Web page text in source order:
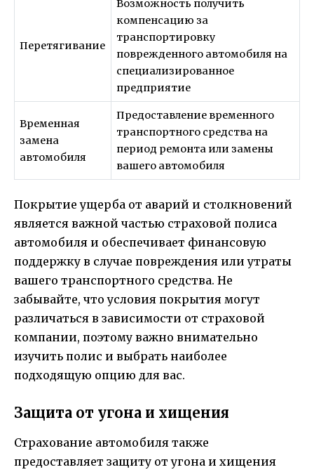
Перетягивание
Возможность получить
компенсацию за
транспортировку
поврежденного автомобиля на
специализированное
предприятие
Временная
замена
автомобиля
Предоставление временного
транспортного средства на
период ремонта или замены
вашего автомобиля
Покрытие ущерба от аварий и столкновений
является важной частью страховой полиса
автомобиля и обеспечивает финансовую
поддержку в случае повреждения или утраты
вашего транспортного средства. Не
забывайте, что условия покрытия могут
различаться в зависимости от страховой
компании, поэтому важно внимательно
изучить полис и выбрать наиболее
подходящую опцию для вас.
Защита от угона и хищения
Страхование автомобиля также
предоставляет защиту от угона и хищения